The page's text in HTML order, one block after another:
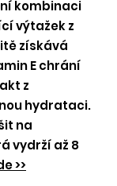
kombinaci
výtažek z
získává
E chrání
z
hydrataci.
na
vydrží až 8
>>